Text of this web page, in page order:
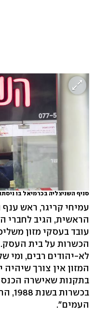
סניף השניצליה בכרמיאל בו
עמיחי קריגר, ראש
הראשית, הגיב לחברי
עובד בעסקי מזון
הכשרות על בית העסק.
לא-יהודים רבים, ומי
המזון אין צורך שיהיה
בתקנות שאישרה
העמים".